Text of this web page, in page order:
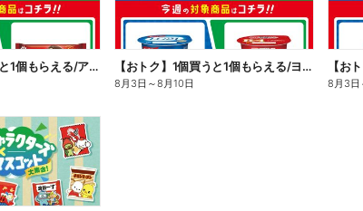
【おトク】1個買うと1個もらえる/アイス 【おトク】1個買うと1個もらえる/ヨーグルト
8月3日 ～8月10日
【お
8月3日